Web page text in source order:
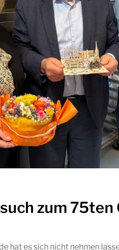
zum
hat es sich nicht nehmen